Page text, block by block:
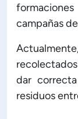
campañas
dar
residuos